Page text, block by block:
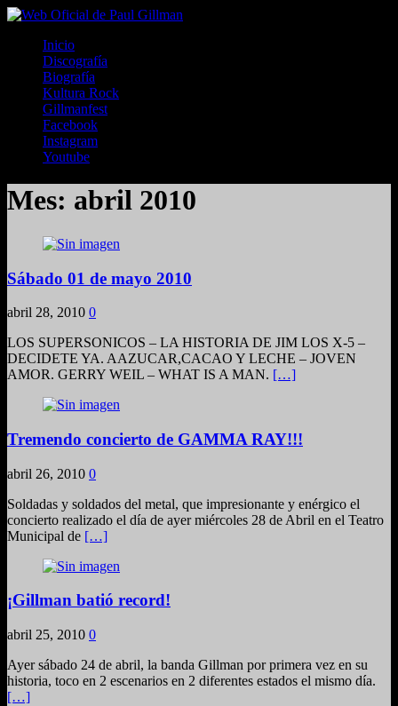
Inicio
Discografía
Biografía
Kultura Rock
Gillmanfest
Facebook
Instagram
Youtube
Mes: abril 2010
Sábado 01 de mayo 2010
abril 28, 2010 0
LOS SUPERSONICOS – LA HISTORIA DE JIM LOS X-5 –
DECIDETE YA. AAZUCAR,CACAO Y LECHE – JOVEN
AMOR. GERRY WEIL – WHAT IS A MAN. […]
Tremendo concierto de GAMMA RAY!!!
abril 26, 2010 0
Soldadas y soldados del metal, que impresionante y enérgico el
concierto realizado el día de ayer miércoles 28 de Abril en el Teatro
Municipal de […]
¡Gillman batió record!
abril 25, 2010 0
Ayer sábado 24 de abril, la banda Gillman por primera vez en su
historia, toco en 2 escenarios en 2 diferentes estados el mismo día.
[…]